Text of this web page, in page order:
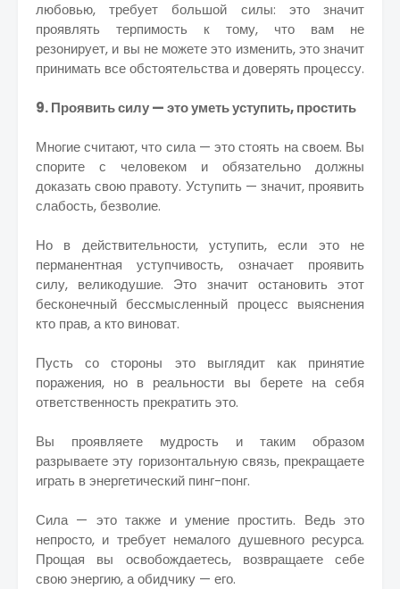
любовью, требует большой силы: это значит
проявлять терпимость к тому, что вам не
резонирует, и вы не можете это изменить, это значит
принимать все обстоятельства и доверять процессу.
9. Проявить силу — это уметь уступить, простить
Многие считают, что сила — это стоять на своем. Вы
спорите с человеком и обязательно должны
доказать свою правоту. Уступить — значит, проявить
слабость, безволие.
Но в действительности, уступить, если это не
перманентная уступчивость, означает проявить
силу, великодушие. Это значит остановить этот
бесконечный бессмысленный процесс выяснения
кто прав, а кто виноват.
Пусть со стороны это выглядит как принятие
поражения, но в реальности вы берете на себя
ответственность прекратить это.
Вы проявляете мудрость и таким образом
разрываете эту горизонтальную связь, прекращаете
играть в энергетический пинг-понг.
Сила — это также и умение простить. Ведь это
непросто, и требует немалого душевного ресурса.
Прощая вы освобождаетесь, возвращаете себе
свою энергию, а обидчику — его.